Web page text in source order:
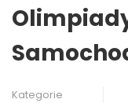
Kategorie